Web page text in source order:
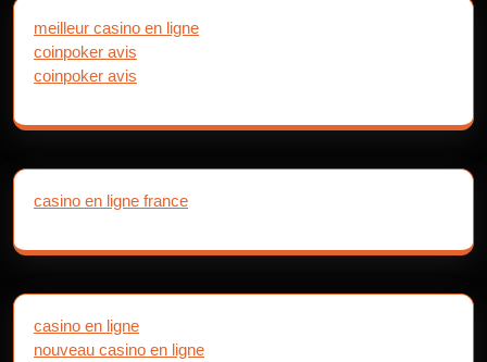
meilleur casino en ligne
coinpoker avis
coinpoker avis
casino en ligne france
casino en ligne
nouveau casino en ligne